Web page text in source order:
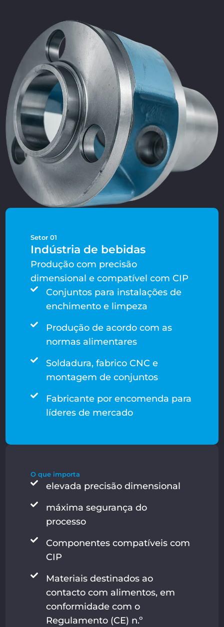
Setor 01
Indústria de bebidas
Produção com precisão
dimensional e compatível com CIP
Conjuntos para instalações de
enchimento e limpeza
Produção de acordo com as
normas alimentares
Soldadura, fabrico CNC e
montagem de conjuntos
Fabricante por encomenda para
líderes de mercado
O que importa
elevada precisão dimensional
máxima segurança do
processo
Componentes compatíveis com
CIP
Materiais destinados ao
contacto com alimentos, em
conformidade com o
Regulamento (CE) n.º